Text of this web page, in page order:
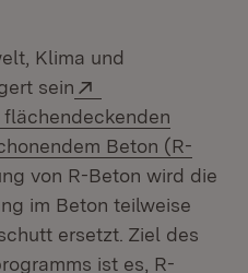
Klima und
sein
Beton (R-
von R-Beton wird die
im Beton teilweise
ersetzt. Ziel des
ist es, R-